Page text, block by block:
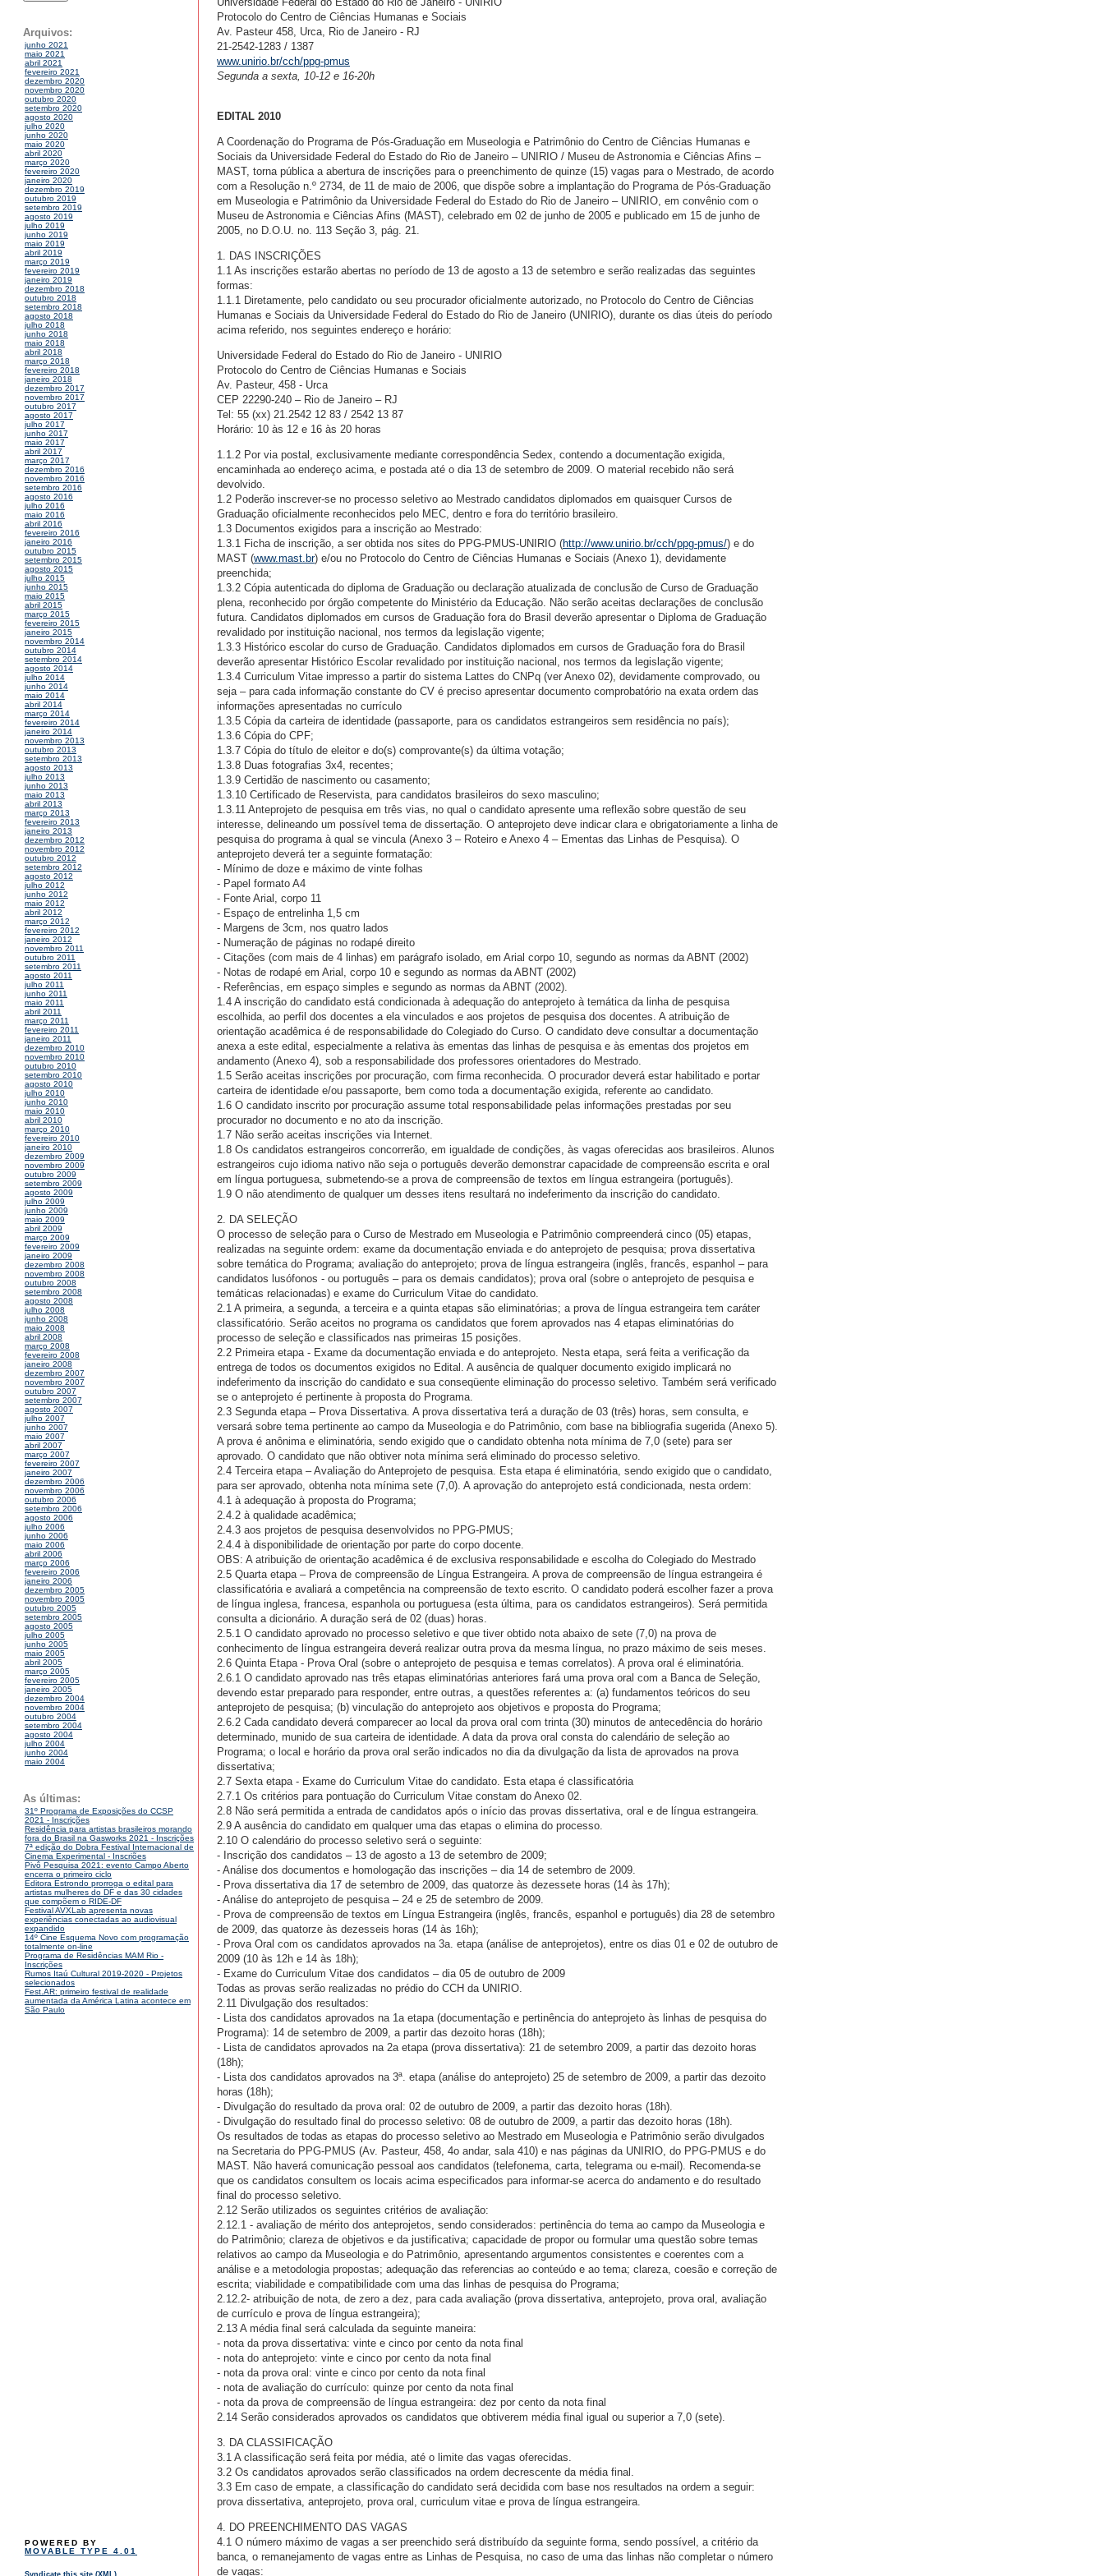
Arquivos:
junho 2021
maio 2021
abril 2021
fevereiro 2021
dezembro 2020
novembro 2020
outubro 2020
setembro 2020
agosto 2020
julho 2020
junho 2020
maio 2020
abril 2020
março 2020
fevereiro 2020
janeiro 2020
dezembro 2019
outubro 2019
setembro 2019
agosto 2019
julho 2019
junho 2019
maio 2019
abril 2019
março 2019
fevereiro 2019
janeiro 2019
dezembro 2018
outubro 2018
setembro 2018
agosto 2018
julho 2018
junho 2018
maio 2018
abril 2018
março 2018
fevereiro 2018
janeiro 2018
dezembro 2017
novembro 2017
outubro 2017
agosto 2017
julho 2017
junho 2017
maio 2017
abril 2017
março 2017
dezembro 2016
novembro 2016
setembro 2016
agosto 2016
julho 2016
maio 2016
abril 2016
fevereiro 2016
janeiro 2016
outubro 2015
setembro 2015
agosto 2015
julho 2015
junho 2015
maio 2015
abril 2015
março 2015
fevereiro 2015
janeiro 2015
novembro 2014
outubro 2014
setembro 2014
agosto 2014
julho 2014
junho 2014
maio 2014
abril 2014
março 2014
fevereiro 2014
janeiro 2014
novembro 2013
outubro 2013
setembro 2013
agosto 2013
julho 2013
junho 2013
maio 2013
abril 2013
março 2013
fevereiro 2013
janeiro 2013
dezembro 2012
novembro 2012
outubro 2012
setembro 2012
agosto 2012
julho 2012
junho 2012
maio 2012
abril 2012
março 2012
fevereiro 2012
janeiro 2012
novembro 2011
outubro 2011
setembro 2011
agosto 2011
julho 2011
junho 2011
maio 2011
abril 2011
março 2011
fevereiro 2011
janeiro 2011
dezembro 2010
novembro 2010
outubro 2010
setembro 2010
agosto 2010
julho 2010
junho 2010
maio 2010
abril 2010
março 2010
fevereiro 2010
janeiro 2010
dezembro 2009
novembro 2009
outubro 2009
setembro 2009
agosto 2009
julho 2009
junho 2009
maio 2009
abril 2009
março 2009
fevereiro 2009
janeiro 2009
dezembro 2008
novembro 2008
outubro 2008
setembro 2008
agosto 2008
julho 2008
junho 2008
maio 2008
abril 2008
março 2008
fevereiro 2008
janeiro 2008
dezembro 2007
novembro 2007
outubro 2007
setembro 2007
agosto 2007
julho 2007
junho 2007
maio 2007
abril 2007
março 2007
fevereiro 2007
janeiro 2007
dezembro 2006
novembro 2006
outubro 2006
setembro 2006
agosto 2006
julho 2006
junho 2006
maio 2006
abril 2006
março 2006
fevereiro 2006
janeiro 2006
dezembro 2005
novembro 2005
outubro 2005
setembro 2005
agosto 2005
julho 2005
junho 2005
maio 2005
abril 2005
março 2005
fevereiro 2005
janeiro 2005
dezembro 2004
novembro 2004
outubro 2004
setembro 2004
agosto 2004
julho 2004
junho 2004
maio 2004
As últimas:
31º Programa de Exposições do CCSP
2021 - Inscrições
Residência para artistas brasileiros morando
fora do Brasil na Gasworks 2021 - Inscrições
7ª edição do Dobra Festival Internacional de
Cinema Experimental - Inscriões
Pivô Pesquisa 2021: evento Campo Aberto
encerra o primeiro ciclo
Editora Estrondo prorroga o edital para
artistas mulheres do DF e das 30 cidades
que compõem o RIDE-DF
Festival AVXLab apresenta novas
experiências conectadas ao audiovisual
expandido
14º Cine Esquema Novo com programação
totalmente on-line
Programa de Residências MAM Rio -
Inscrições
Rumos Itaú Cultural 2019-2020 - Projetos
selecionados
Fest.AR: primeiro festival de realidade
aumentada da América Latina acontece em
São Paulo
POWERED BY
MOVABLE TYPE 4.01
Protocolo do Centro de Ciências Humanas e Sociais
Av. Pasteur 458, Urca, Rio de Janeiro - RJ
21-2542-1283 / 1387
www.unirio.br/cch/ppg-pmus
Segunda a sexta, 10-12 e 16-20h
EDITAL 2010
A Coordenação do Programa de Pós-Graduação em Museologia e Patrimônio do Centro de Ciências Humanas e
Sociais da Universidade Federal do Estado do Rio de Janeiro – UNIRIO / Museu de Astronomia e Ciências Afins –
MAST, torna pública a abertura de inscrições para o preenchimento de quinze (15) vagas para o Mestrado, de acordo
com a Resolução n.º 2734, de 11 de maio de 2006, que dispõe sobre a implantação do Programa de Pós-Graduação
em Museologia e Patrimônio da Universidade Federal do Estado do Rio de Janeiro – UNIRIO, em convênio com o
Museu de Astronomia e Ciências Afins (MAST), celebrado em 02 de junho de 2005 e publicado em 15 de junho de
2005, no D.O.U. no. 113 Seção 3, pág. 21.
1. DAS INSCRIÇÕES
1.1 As inscrições estarão abertas no período de 13 de agosto a 13 de setembro e serão realizadas das seguintes
formas:
1.1.1 Diretamente, pelo candidato ou seu procurador oficialmente autorizado, no Protocolo do Centro de Ciências
Humanas e Sociais da Universidade Federal do Estado do Rio de Janeiro (UNIRIO), durante os dias úteis do período
acima referido, nos seguintes endereço e horário:
Universidade Federal do Estado do Rio de Janeiro - UNIRIO
Protocolo do Centro de Ciências Humanas e Sociais
Av. Pasteur, 458 - Urca
CEP 22290-240 – Rio de Janeiro – RJ
Tel: 55 (xx) 21.2542 12 83 / 2542 13 87
Horário: 10 às 12 e 16 às 20 horas
1.1.2 Por via postal, exclusivamente mediante correspondência Sedex, contendo a documentação exigida,
encaminhada ao endereço acima, e postada até o dia 13 de setembro de 2009. O material recebido não será
devolvido.
1.2 Poderão inscrever-se no processo seletivo ao Mestrado candidatos diplomados em quaisquer Cursos de
Graduação oficialmente reconhecidos pelo MEC, dentro e fora do território brasileiro.
1.3 Documentos exigidos para a inscrição ao Mestrado:
1.3.1 Ficha de inscrição, a ser obtida nos sites do PPG-PMUS-UNIRIO (http://www.unirio.br/cch/ppg-pmus/) e do
MAST (www.mast.br) e/ou no Protocolo do Centro de Ciências Humanas e Sociais (Anexo 1), devidamente
preenchida;
1.3.2 Cópia autenticada do diploma de Graduação ou declaração atualizada de conclusão de Curso de Graduação
plena, reconhecido por órgão competente do Ministério da Educação. Não serão aceitas declarações de conclusão
futura. Candidatos diplomados em cursos de Graduação fora do Brasil deverão apresentar o Diploma de Graduação
revalidado por instituição nacional, nos termos da legislação vigente;
1.3.3 Histórico escolar do curso de Graduação. Candidatos diplomados em cursos de Graduação fora do Brasil
deverão apresentar Histórico Escolar revalidado por instituição nacional, nos termos da legislação vigente;
1.3.4 Curriculum Vitae impresso a partir do sistema Lattes do CNPq (ver Anexo 02), devidamente comprovado, ou
seja – para cada informação constante do CV é preciso apresentar documento comprobatório na exata ordem das
informações apresentadas no currículo
1.3.5 Cópia da carteira de identidade (passaporte, para os candidatos estrangeiros sem residência no país);
1.3.6 Cópia do CPF;
1.3.7 Cópia do título de eleitor e do(s) comprovante(s) da última votação;
1.3.8 Duas fotografias 3x4, recentes;
1.3.9 Certidão de nascimento ou casamento;
1.3.10 Certificado de Reservista, para candidatos brasileiros do sexo masculino;
1.3.11 Anteprojeto de pesquisa em três vias, no qual o candidato apresente uma reflexão sobre questão de seu
interesse, delineando um possível tema de dissertação. O anteprojeto deve indicar clara e obrigatoriamente a linha de
pesquisa do programa à qual se vincula (Anexo 3 – Roteiro e Anexo 4 – Ementas das Linhas de Pesquisa). O
anteprojeto deverá ter a seguinte formatação:
- Mínimo de doze e máximo de vinte folhas
- Papel formato A4
- Fonte Arial, corpo 11
- Espaço de entrelinha 1,5 cm
- Margens de 3cm, nos quatro lados
- Numeração de páginas no rodapé direito
- Citações (com mais de 4 linhas) em parágrafo isolado, em Arial corpo 10, segundo as normas da ABNT (2002)
- Notas de rodapé em Arial, corpo 10 e segundo as normas da ABNT (2002)
- Referências, em espaço simples e segundo as normas da ABNT (2002).
1.4 A inscrição do candidato está condicionada à adequação do anteprojeto à temática da linha de pesquisa
escolhida, ao perfil dos docentes a ela vinculados e aos projetos de pesquisa dos docentes. A atribuição de
orientação acadêmica é de responsabilidade do Colegiado do Curso. O candidato deve consultar a documentação
anexa a este edital, especialmente a relativa às ementas das linhas de pesquisa e às ementas dos projetos em
andamento (Anexo 4), sob a responsabilidade dos professores orientadores do Mestrado.
1.5 Serão aceitas inscrições por procuração, com firma reconhecida. O procurador deverá estar habilitado e portar
carteira de identidade e/ou passaporte, bem como toda a documentação exigida, referente ao candidato.
1.6 O candidato inscrito por procuração assume total responsabilidade pelas informações prestadas por seu
procurador no documento e no ato da inscrição.
1.7 Não serão aceitas inscrições via Internet.
1.8 Os candidatos estrangeiros concorrerão, em igualdade de condições, às vagas oferecidas aos brasileiros. Alunos
estrangeiros cujo idioma nativo não seja o português deverão demonstrar capacidade de compreensão escrita e oral
em língua portuguesa, submetendo-se a prova de compreensão de textos em língua estrangeira (português).
1.9 O não atendimento de qualquer um desses itens resultará no indeferimento da inscrição do candidato.
2. DA SELEÇÃO
O processo de seleção para o Curso de Mestrado em Museologia e Patrimônio compreenderá cinco (05) etapas,
realizadas na seguinte ordem: exame da documentação enviada e do anteprojeto de pesquisa; prova dissertativa
sobre temática do Programa; avaliação do anteprojeto; prova de língua estrangeira (inglês, francês, espanhol – para
candidatos lusófonos - ou português – para os demais candidatos); prova oral (sobre o anteprojeto de pesquisa e
temáticas relacionadas) e exame do Curriculum Vitae do candidato.
2.1 A primeira, a segunda, a terceira e a quinta etapas são eliminatórias; a prova de língua estrangeira tem caráter
classificatório. Serão aceitos no programa os candidatos que forem aprovados nas 4 etapas eliminatórias do
processo de seleção e classificados nas primeiras 15 posições.
2.2 Primeira etapa - Exame da documentação enviada e do anteprojeto. Nesta etapa, será feita a verificação da
entrega de todos os documentos exigidos no Edital. A ausência de qualquer documento exigido implicará no
indeferimento da inscrição do candidato e sua conseqüente eliminação do processo seletivo. Também será verificado
se o anteprojeto é pertinente à proposta do Programa.
2.3 Segunda etapa – Prova Dissertativa. A prova dissertativa terá a duração de 03 (três) horas, sem consulta, e
versará sobre tema pertinente ao campo da Museologia e do Patrimônio, com base na bibliografia sugerida (Anexo 5).
A prova é anônima e eliminatória, sendo exigido que o candidato obtenha nota mínima de 7,0 (sete) para ser
aprovado. O candidato que não obtiver nota mínima será eliminado do processo seletivo.
2.4 Terceira etapa – Avaliação do Anteprojeto de pesquisa. Esta etapa é eliminatória, sendo exigido que o candidato,
para ser aprovado, obtenha nota mínima sete (7,0). A aprovação do anteprojeto está condicionada, nesta ordem:
4.1 à adequação à proposta do Programa;
2.4.2 à qualidade acadêmica;
2.4.3 aos projetos de pesquisa desenvolvidos no PPG-PMUS;
2.4.4 à disponibilidade de orientação por parte do corpo docente.
OBS: A atribuição de orientação acadêmica é de exclusiva responsabilidade e escolha do Colegiado do Mestrado
2.5 Quarta etapa – Prova de compreensão de Língua Estrangeira. A prova de compreensão de língua estrangeira é
classificatória e avaliará a competência na compreensão de texto escrito. O candidato poderá escolher fazer a prova
de língua inglesa, francesa, espanhola ou portuguesa (esta última, para os candidatos estrangeiros). Será permitida
consulta a dicionário. A duração será de 02 (duas) horas.
2.5.1 O candidato aprovado no processo seletivo e que tiver obtido nota abaixo de sete (7,0) na prova de
conhecimento de língua estrangeira deverá realizar outra prova da mesma língua, no prazo máximo de seis meses.
2.6 Quinta Etapa - Prova Oral (sobre o anteprojeto de pesquisa e temas correlatos). A prova oral é eliminatória.
2.6.1 O candidato aprovado nas três etapas eliminatórias anteriores fará uma prova oral com a Banca de Seleção,
devendo estar preparado para responder, entre outras, a questões referentes a: (a) fundamentos teóricos do seu
anteprojeto de pesquisa; (b) vinculação do anteprojeto aos objetivos e proposta do Programa;
2.6.2 Cada candidato deverá comparecer ao local da prova oral com trinta (30) minutos de antecedência do horário
determinado, munido de sua carteira de identidade. A data da prova oral consta do calendário de seleção ao
Programa; o local e horário da prova oral serão indicados no dia da divulgação da lista de aprovados na prova
dissertativa;
2.7 Sexta etapa - Exame do Curriculum Vitae do candidato. Esta etapa é classificatória
2.7.1 Os critérios para pontuação do Curriculum Vitae constam do Anexo 02.
2.8 Não será permitida a entrada de candidatos após o início das provas dissertativa, oral e de língua estrangeira.
2.9 A ausência do candidato em qualquer uma das etapas o elimina do processo.
2.10 O calendário do processo seletivo será o seguinte:
- Inscrição dos candidatos – 13 de agosto a 13 de setembro de 2009;
- Análise dos documentos e homologação das inscrições – dia 14 de setembro de 2009.
- Prova dissertativa dia 17 de setembro de 2009, das quatorze às dezessete horas (14 às 17h);
- Análise do anteprojeto de pesquisa – 24 e 25 de setembro de 2009.
- Prova de compreensão de textos em Língua Estrangeira (inglês, francês, espanhol e português) dia 28 de setembro
de 2009, das quatorze às dezesseis horas (14 às 16h);
- Prova Oral com os candidatos aprovados na 3a. etapa (análise de anteprojetos), entre os dias 01 e 02 de outubro de
2009 (10 às 12h e 14 às 18h);
- Exame do Curriculum Vitae dos candidatos – dia 05 de outubro de 2009
Todas as provas serão realizadas no prédio do CCH da UNIRIO.
2.11 Divulgação dos resultados:
- Lista dos candidatos aprovados na 1a etapa (documentação e pertinência do anteprojeto às linhas de pesquisa do
Programa): 14 de setembro de 2009, a partir das dezoito horas (18h);
- Lista de candidatos aprovados na 2a etapa (prova dissertativa): 21 de setembro 2009, a partir das dezoito horas
(18h);
- Lista dos candidatos aprovados na 3ª. etapa (análise do anteprojeto) 25 de setembro de 2009, a partir das dezoito
horas (18h);
- Divulgação do resultado da prova oral: 02 de outubro de 2009, a partir das dezoito horas (18h).
- Divulgação do resultado final do processo seletivo: 08 de outubro de 2009, a partir das dezoito horas (18h).
Os resultados de todas as etapas do processo seletivo ao Mestrado em Museologia e Patrimônio serão divulgados
na Secretaria do PPG-PMUS (Av. Pasteur, 458, 4o andar, sala 410) e nas páginas da UNIRIO, do PPG-PMUS e do
MAST. Não haverá comunicação pessoal aos candidatos (telefonema, carta, telegrama ou e-mail). Recomenda-se
que os candidatos consultem os locais acima especificados para informar-se acerca do andamento e do resultado
final do processo seletivo.
2.12 Serão utilizados os seguintes critérios de avaliação:
2.12.1 - avaliação de mérito dos anteprojetos, sendo considerados: pertinência do tema ao campo da Museologia e
do Patrimônio; clareza de objetivos e da justificativa; capacidade de propor ou formular uma questão sobre temas
relativos ao campo da Museologia e do Patrimônio, apresentando argumentos consistentes e coerentes com a
análise e a metodologia propostas; adequação das referencias ao conteúdo e ao tema; clareza, coesão e correção de
escrita; viabilidade e compatibilidade com uma das linhas de pesquisa do Programa;
2.12.2- atribuição de nota, de zero a dez, para cada avaliação (prova dissertativa, anteprojeto, prova oral, avaliação
de currículo e prova de língua estrangeira);
2.13 A média final será calculada da seguinte maneira:
- nota da prova dissertativa: vinte e cinco por cento da nota final
- nota do anteprojeto: vinte e cinco por cento da nota final
- nota da prova oral: vinte e cinco por cento da nota final
- nota de avaliação do currículo: quinze por cento da nota final
- nota da prova de compreensão de língua estrangeira: dez por cento da nota final
2.14 Serão considerados aprovados os candidatos que obtiverem média final igual ou superior a 7,0 (sete).
3. DA CLASSIFICAÇÃO
3.1 A classificação será feita por média, até o limite das vagas oferecidas.
3.2 Os candidatos aprovados serão classificados na ordem decrescente da média final.
3.3 Em caso de empate, a classificação do candidato será decidida com base nos resultados na ordem a seguir:
prova dissertativa, anteprojeto, prova oral, curriculum vitae e prova de língua estrangeira.
4. DO PREENCHIMENTO DAS VAGAS
4.1 O número máximo de vagas a ser preenchido será distribuído da seguinte forma, sendo possível, a critério da
banca, o remanejamento de vagas entre as Linhas de Pesquisa, no caso de uma das linhas não completar o número
de vagas: